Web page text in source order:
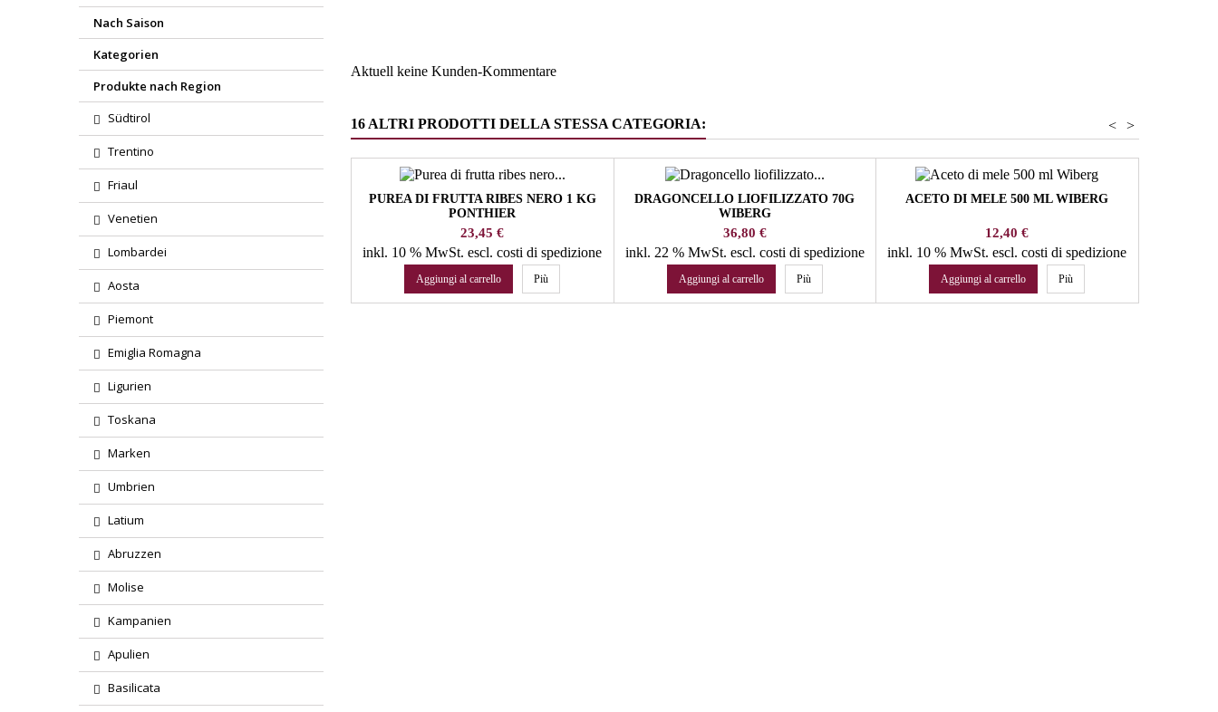
Nach Saison
Kategorien
Produkte nach Region
Südtirol
Trentino
Friaul
Venetien
Lombardei
Aosta
Piemont
Emiglia Romagna
Ligurien
Toskana
Marken
Umbrien
Latium
Abruzzen
Molise
Kampanien
Apulien
Basilicata
Aktuell keine Kunden-Kommentare
16 ALTRI PRODOTTI DELLA STESSA CATEGORIA: >
<
PUREA DI FRUTTA RIBES NERO 1 KG
PONTHIER
Prezzo
23,45 €
inkl. 10 % MwSt.escl. costi di spedizione
Aggiungi al carrello Più
DRAGONCELLO LIOFILIZZATO 70G
WIBERG
Prezzo
36,80 €
inkl. 22 % MwSt. escl. costi di spedizione
Aggiungi al carrello Più
ACETO DI MELE 500 ML WIBERG
Prezzo
12,40 €
inkl. 10 % MwSt.escl. costi di spedizione
Aggiungi al carrello Più